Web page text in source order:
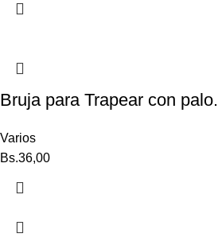
Bruja para Trapear con palo.
Varios
Bs.36,00